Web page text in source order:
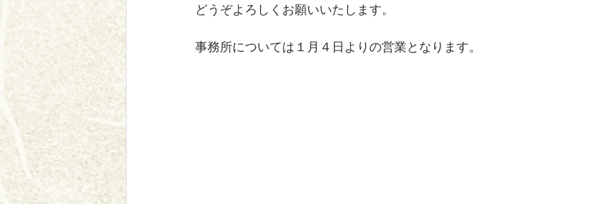
どうぞよろしくお願いいたします。
事務所については１月４日よりの営業となります。